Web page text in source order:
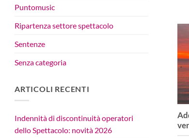
Puntomusic
Ripartenza settore spettacolo
Sentenze
Senza categoria
ARTICOLI RECENTI
Indennità di discontinuità operatori
dello Spettacolo: novità 2026